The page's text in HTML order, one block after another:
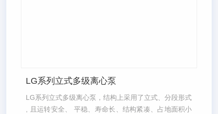
LG系列立式多级离心泵
LG系列立式多级离心泵，结构上采用了立式、分段形式
, 且运转安全、 平稳、寿命长、结构紧凑、占地面积小